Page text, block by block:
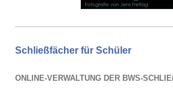
Schließfächer für Schüler
ONLINE-VERWALTUNG DER BWS-